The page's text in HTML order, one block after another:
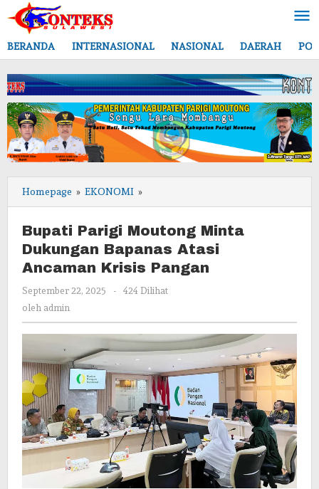
Lewati
ke
konten
BERANDA
INTERNASIONAL NASIONAL DAERAH
Homepage » EKONOMI »
Parigi
Minta
Dukungan
Bapanas
Ancaman
Pangan
Bupati Parigi Moutong Minta
Dukungan Bapanas Atasi
Ancaman Krisis Pangan
September 22, 2025
oleh
-
424 Dilihat
oleh admin